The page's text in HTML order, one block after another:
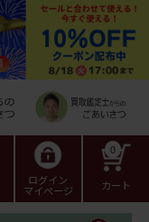
ログイン
マイページ カート
0